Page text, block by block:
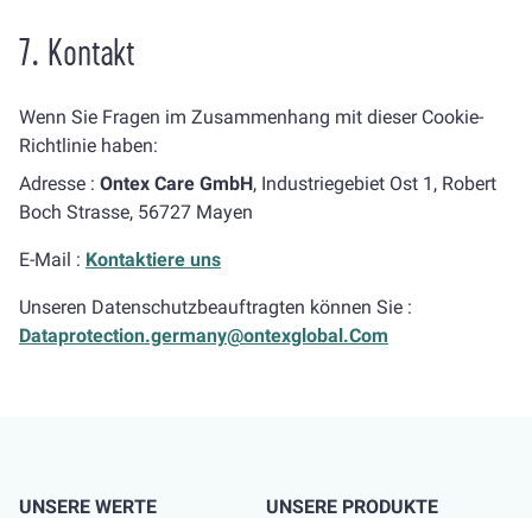
7. Kontakt
Wenn Sie Fragen im Zusammenhang mit dieser Cookie-
Richtlinie haben:
Adresse : Ontex Care GmbH, Industriegebiet Ost 1, Robert
Boch Strasse, 56727 Mayen
E-Mail : Kontaktiere uns
Unseren Datenschutzbeauftragten können Sie :
Dataprotection.germany@ontexglobal.Com
UNSERE WERTE
UNSERE PRODUKTE